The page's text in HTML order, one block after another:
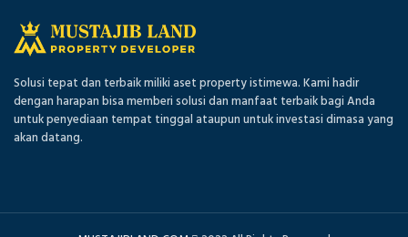
Solusi tepat dan terbaik miliki aset property istimewa. Kami hadir
dengan harapan bisa memberi solusi dan manfaat terbaik bagi Anda
untuk penyediaan tempat tinggal ataupun untuk investasi dimasa yang
akan datang.